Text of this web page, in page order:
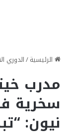
الرئيسية/الدوري
مدرب
سخرية
نيون: